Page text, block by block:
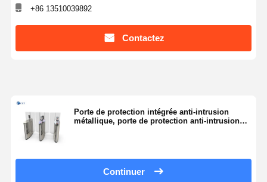
+86 13510039892
Contactez
Porte de protection intégrée anti-intrusion
métallique, porte de protection anti-intrusion
Continuer